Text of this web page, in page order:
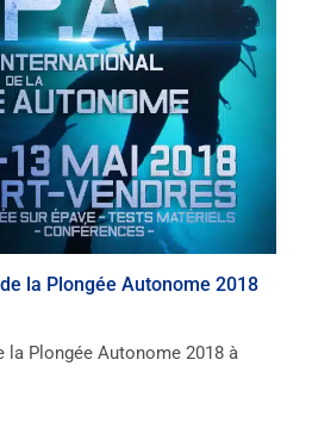
la Plongée Autonome 2018
la Plongée Autonome 2018 à